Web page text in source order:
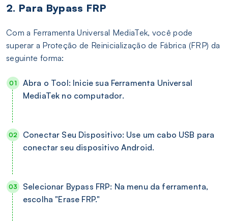
2. Para Bypass FRP
Com a Ferramenta Universal MediaTek, você pode
superar a Proteção de Reinicialização de Fábrica (FRP) da
seguinte forma:
Abra o Tool: Inicie sua Ferramenta Universal
MediaTek no computador.
Conectar Seu Dispositivo: Use um cabo USB para
conectar seu dispositivo Android.
Selecionar Bypass FRP: Na menu da ferramenta,
escolha "Erase FRP."